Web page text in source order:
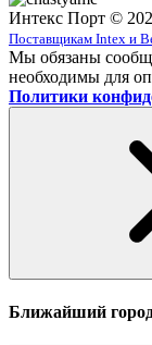
Интекс Порт ©
Поставщикам Intex и
Мы обязаны
необходимы для
Политики
Ближайший